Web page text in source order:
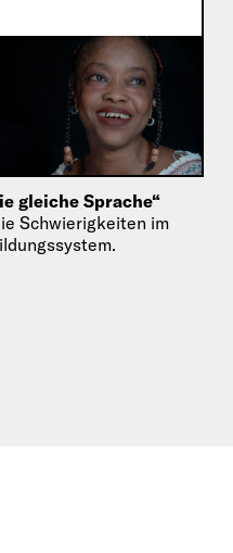
gleiche Sprache“
Schwierigkeiten im